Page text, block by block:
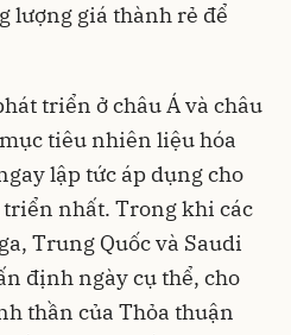
lượng giá thành rẻ để
triển ở châu Á và châu
tiêu nhiên liệu hóa
lập tức áp dụng cho
nhất. Trong khi các
Trung Quốc và Saudi
định ngày cụ thể, cho
thần của Thỏa thuận